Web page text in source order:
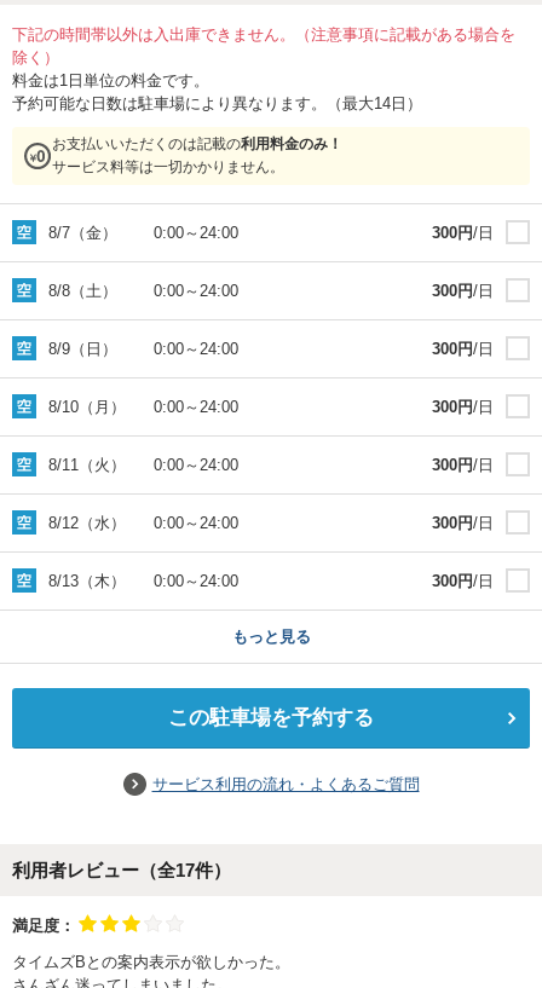
下記の時間帯以外は入出庫できません。（注意事項に記載がある場合を
除く）
料金は1日単位の料金です。
予約可能な日数は駐車場により異なります。（最大14日）
お支払いいただくのは記載の利用料金のみ！
サービス料等は一切かかりません。
8/7（金） 0:00～ 24:00 300円/日
8/8（土） 0:00～ 24:00 300円/日
8/9（日） 0:00～ 24:00 300円/日
8/10（月） 0:00～ 24:00 300円/日
8/11（火） 0:00～ 24:00 300円/日
8/12（水） 0:00～ 24:00 300円/日
8/13（木） 0:00～ 24:00 300円/日
もっと見る
この駐車場を予約する
サービス利用の流れ・よくあるご質問
利用者レビュー（全17件）
満足度：
タイムズBとの案内表示が欲しかった。